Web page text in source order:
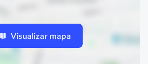
Visualizar mapa